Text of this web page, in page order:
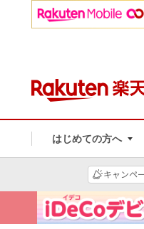
はじめての方へ
キャンペ